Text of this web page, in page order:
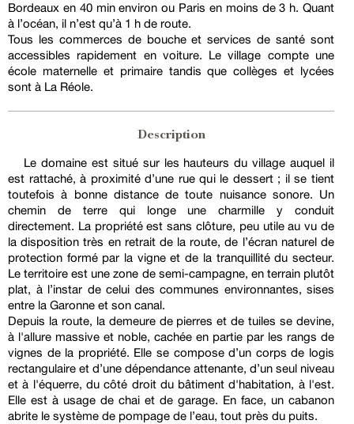
Bordeaux en 40 min environ ou Paris en moins de 3 h. Quant
à l’océan, il n’est qu’à 1 h de route.
Tous les commerces de bouche et services de santé sont
accessibles rapidement en voiture. Le village compte une
école maternelle et primaire tandis que collèges et lycées
sont à La Réole.
Description
Le domaine est situé sur les hauteurs du village auquel il
est rattaché, à proximité d’une rue qui le dessert ; il se tient
toutefois à bonne distance de toute nuisance sonore. Un
chemin de terre qui longe une charmille y conduit
directement. La propriété est sans clôture, peu utile au vu de
la disposition très en retrait de la route, de l’écran naturel de
protection formé par la vigne et de la tranquillité du secteur.
Le territoire est une zone de semi-campagne, en terrain plutôt
plat, à l’instar de celui des communes environnantes, sises
entre la Garonne et son canal.
Depuis la route, la demeure de pierres et de tuiles se devine,
à l'allure massive et noble, cachée en partie par les rangs de
vignes de la propriété. Elle se compose d’un corps de logis
rectangulaire et d’une dépendance attenante, d’un seul niveau
et à l'équerre, du côté droit du bâtiment d'habitation, à l'est.
Elle est à usage de chai et de garage. En face, un cabanon
abrite le système de pompage de l’eau, tout près du puits.